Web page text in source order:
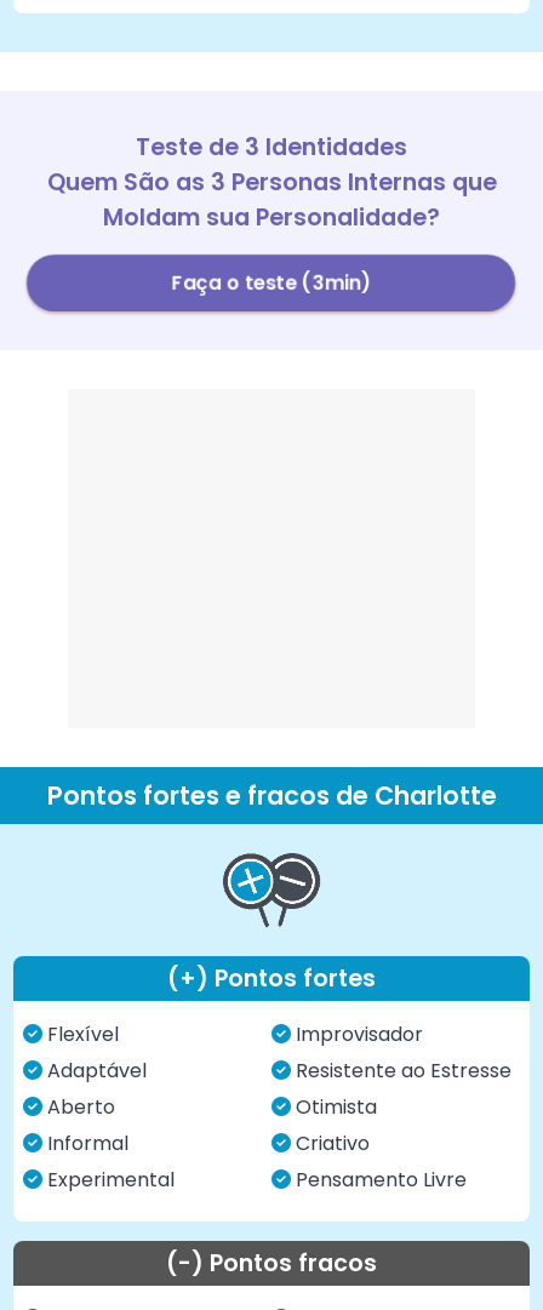
Teste de 3 Identidades
Quem São as 3 Personas Internas que
Moldam sua Personalidade?
Faça o teste (3min)
Pontos fortes e fracos de Charlotte
(+) Pontos fortes
Flexível
Adaptável
Aberto
Informal
Experimental
Improvisador
Resistente ao Estresse
Otimista
Criativo
Pensamento Livre
(-) Pontos fracos